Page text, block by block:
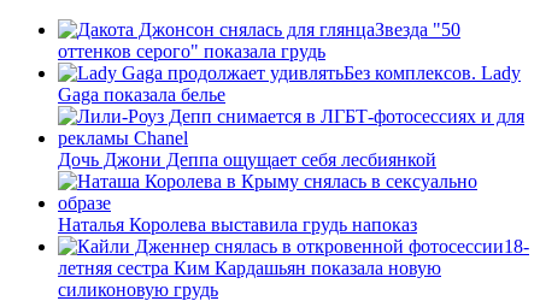
Звезда "50
оттенков серого" показала грудь
Без комплексов. Lady
Gaga показала белье
Дочь Джони Деппа ощущает себя лесбиянкой
Наталья Королева выставила грудь напоказ
18-
летняя сестра Ким Кардашьян показала новую
силиконовую грудь